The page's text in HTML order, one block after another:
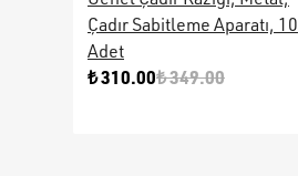
Çadır Sabitleme Aparatı, 10
Adet
₺ 310.00₺ 349.00